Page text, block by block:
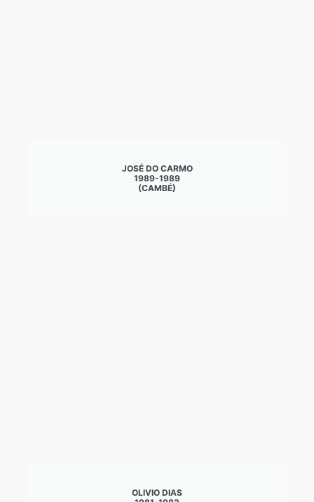
JOSÉ DO CARMO
1989-1989
(CAMBÉ)
OLIVIO DIAS